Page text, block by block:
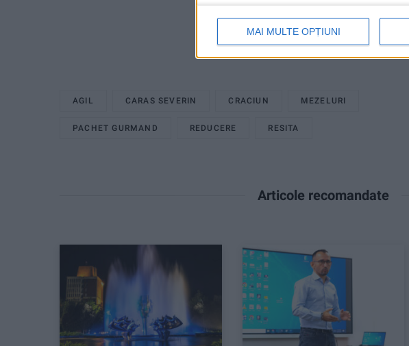
MAI MULTE OPȚIUNI
AGIL CARAS SEVERIN CRACIUN MEZELURI
PACHET GURMAND REDUCERE RESITA
Articole recomandate